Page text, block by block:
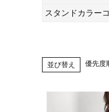
スタンドカラー
並び替え 優先度